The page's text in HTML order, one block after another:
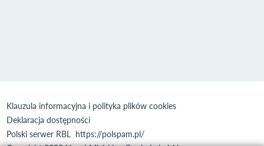
Klauzula informacyjna i polityka plików cookies
Deklaracja dostępności
Polski serwer RBL https://polspam.pl/